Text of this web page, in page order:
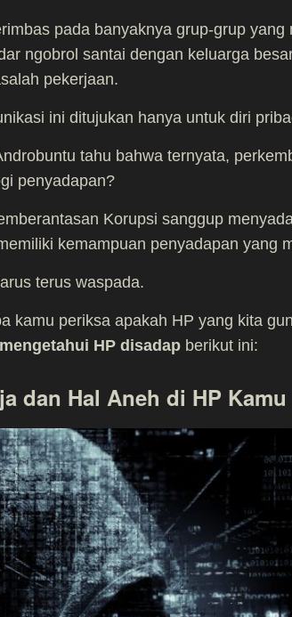
pada banyaknya grup-grup yang
ngobrol santai dengan keluarga
pekerjaan.
ini ditujukan hanya untuk diri
tahu bahwa ternyata,
penyadapan?
Korupsi sanggup
kemampuan penyadapan yang
terus waspada.
kamu periksa apakah HP yang kita
HP disadap berikut ini:
dan Hal Aneh di HP Kamu